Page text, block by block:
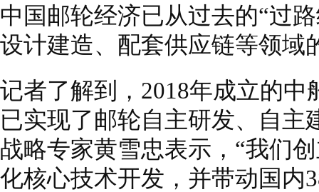
中国邮轮经济已从过去的“过
设计建造、配套供应链等领域
记者了解到，2018年成立的
已实现了邮轮自主研发、自主
战略专家黄雪忠表示，“我们
化核心技术开发，并带动国内